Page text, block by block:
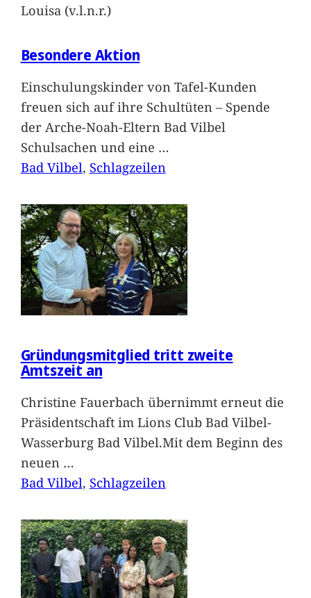
Louisa (v.l.n.r.)
Besondere Aktion
Einschulungskinder von Tafel-Kunden
freuen sich auf ihre Schultüten – Spende
der Arche-Noah-Eltern Bad Vilbel
Schulsachen und eine …
Bad Vilbel, Schlagzeilen
Gründungsmitglied tritt zweite
Amtszeit an
Christine Fauerbach übernimmt erneut die
Präsidentschaft im Lions Club Bad Vilbel-
Wasserburg Bad Vilbel.Mit dem Beginn des
neuen …
Bad Vilbel, Schlagzeilen